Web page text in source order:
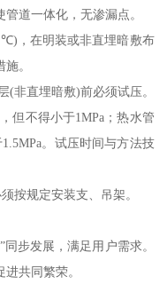
道一体化，无渗漏点。
，在明装或非直埋暗敷布
。
非直埋暗敷)前必须试压。
但不得小于1MPa；热水管
。试压时间与方法技
按规定安装支、吊架。
步发展，满足用户需求。
共同繁荣。